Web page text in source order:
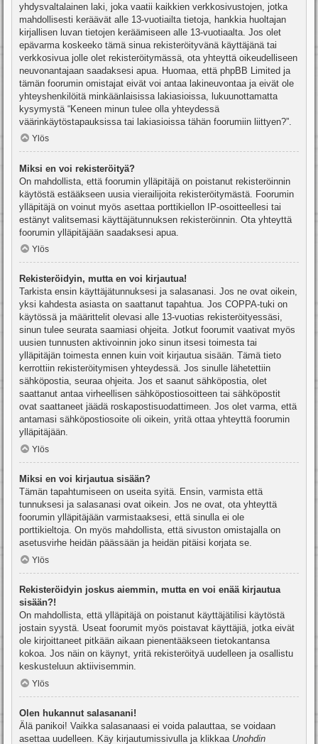
yhdysvaltalainen laki, joka vaatii kaikkien verkkosivustojen, jotka
mahdollisesti keräävät alle 13-vuotiailta tietoja, hankkia huoltajan
kirjallisen luvan tietojen keräämiseen alle 13-vuotiaalta. Jos olet
epävarma koskeeko tämä sinua rekisteröityvänä käyttäjänä tai
verkkosivua jolle olet rekisteröitymässä, ota yhteyttä oikeudelliseen
neuvonantajaan saadaksesi apua. Huomaa, että phpBB Limited ja
tämän foorumin omistajat eivät voi antaa lakineuvontaa ja eivät ole
yhteyshenkilöitä minkäänlaisissa lakiasioissa, lukuunottamatta
kysymystä “Keneen minun tulee olla yhteydessä
väärinkäytöstapauksissa tai lakiasioissa tähän foorumiin liittyen?”.
Ylös
Miksi en voi rekisteröityä?
On mahdollista, että foorumin ylläpitäjä on poistanut rekisteröinnin
käytöstä estääkseen uusia vierailijoita rekisteröitymästä. Foorumin
ylläpitäjä on voinut myös asettaa porttikiellon IP-osoitteellesi tai
estänyt valitsemasi käyttäjätunnuksen rekisteröinnin. Ota yhteyttä
foorumin ylläpitäjään saadaksesi apua.
Ylös
Rekisteröidyin, mutta en voi kirjautua!
Tarkista ensin käyttäjätunnuksesi ja salasanasi. Jos ne ovat oikein,
yksi kahdesta asiasta on saattanut tapahtua. Jos COPPA-tuki on
käytössä ja määrittelit olevasi alle 13-vuotias rekisteröityessäsi,
sinun tulee seurata saamiasi ohjeita. Jotkut foorumit vaativat myös
uusien tunnusten aktivoinnin joko sinun itsesi toimesta tai
ylläpitäjän toimesta ennen kuin voit kirjautua sisään. Tämä tieto
kerrottiin rekisteröitymisen yhteydessä. Jos sinulle lähetettiin
sähköpostia, seuraa ohjeita. Jos et saanut sähköpostia, olet
saattanut antaa virheellisen sähköpostiosoitteen tai sähköpostit
ovat saattaneet jäädä roskapostisuodattimeen. Jos olet varma, että
antamasi sähköpostiosoite oli oikein, yritä ottaa yhteyttä foorumin
ylläpitäjään.
Ylös
Miksi en voi kirjautua sisään?
Tämän tapahtumiseen on useita syitä. Ensin, varmista että
tunnuksesi ja salasanasi ovat oikein. Jos ne ovat, ota yhteyttä
foorumin ylläpitäjään varmistaaksesi, että sinulla ei ole
porttikieltoja. On myös mahdollista, että sivuston omistajalla on
asetusvirhe heidän päässään ja heidän pitäisi korjata se.
Ylös
Rekisteröidyin joskus aiemmin, mutta en voi enää kirjautua
sisään?!
On mahdollista, että ylläpitäjä on poistanut käyttäjätilisi käytöstä
jostain syystä. Useat foorumit myös poistavat käyttäjiä, jotka eivät
ole kirjoittaneet pitkään aikaan pienentääkseen tietokantansa
kokoa. Jos näin on käynyt, yritä rekisteröityä uudelleen ja osallistu
keskusteluun aktiivisemmin.
Ylös
Olen hukannut salasanani!
Älä panikoi! Vaikka salasanaasi ei voida palauttaa, se voidaan
asettaa uudelleen. Käy kirjautumissivulla ja klikkaa Unohdin